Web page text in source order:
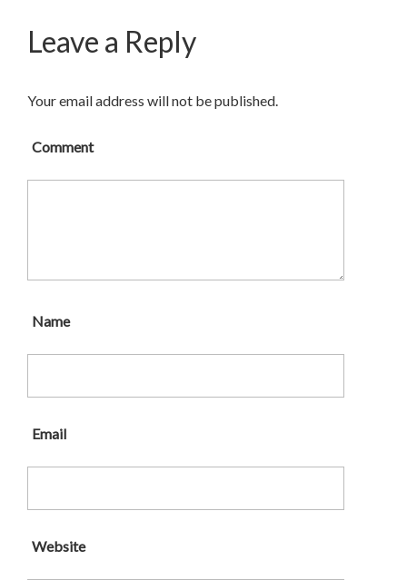
Leave a Reply
Your email address will not be published.
Comment
Name
Email
Website